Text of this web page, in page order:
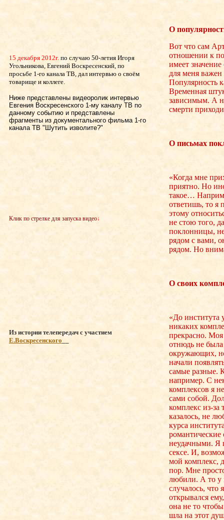
15 декабря 2012г. по случаю 50-летия Игоря
Угольникова, Евгений Воскресенский, по
просьбе 1-го канала ТВ, дал интервью о своём
товарище и коллеге.
Ниже представлены видеоролик интервью
Евгения Воскресенского 1-му каналу ТВ по
данному событию и представлены
фрагменты из документального фильма 1-го
канала ТВ "Шутить изволите?"
Клик по стрелке для запуска видео↓
Из истории телепередач с участием
Е.Воскресенского
О
Вот что сам
отношении к
имеет значение
для меня важен
Популярность
Временная
зависимым. А
смерти
О письмах
«Когда мне
приятно. Но
такое…
ответишь, то я
этому
не стою того,
поклонницы,
рядом с вами,
рядом. Но
О своих
«До института
никаких
прекрасно.
отнюдь не была
окружающих,
начали
самые разные.
например. С
комплексов я
сами собой.
комплекс из-за
казалось, не
курса
неудачными. Я
сексе. И,
мой комплекс,
пор. Мне
любили. А то у
случалось, что
открывался
она не то
шла на этот